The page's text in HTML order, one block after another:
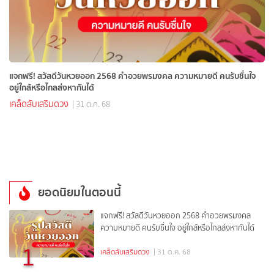
แจกฟรี! สวัสดีวันหวยออก 2568 คำอวยพรมงคล ความหมายดี คนรับชื่นใจ
อยู่ใกล้หรือไกลส่งหากันได้
เคล็ดลับเสริมดวง | 31 ต.ค. 68
ยอดนิยมในตอนนี้
1
แจกฟรี! สวัสดีวันหวยออก 2568 คำอวยพรมงคล
ความหมายดี คนรับชื่นใจ อยู่ใกล้หรือไกลส่งหากันได้
เคล็ดลับเสริมดวง | 31 ต.ค. 68